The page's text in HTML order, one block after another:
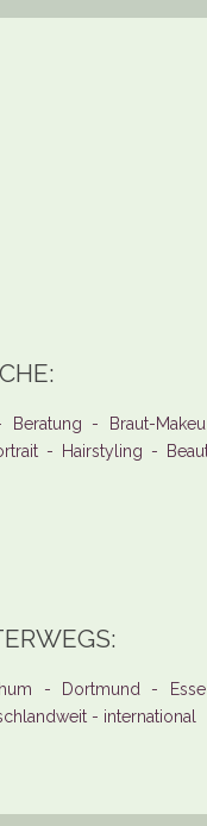
- Braut-
- Hairstyling -
- Dortmund -
- international